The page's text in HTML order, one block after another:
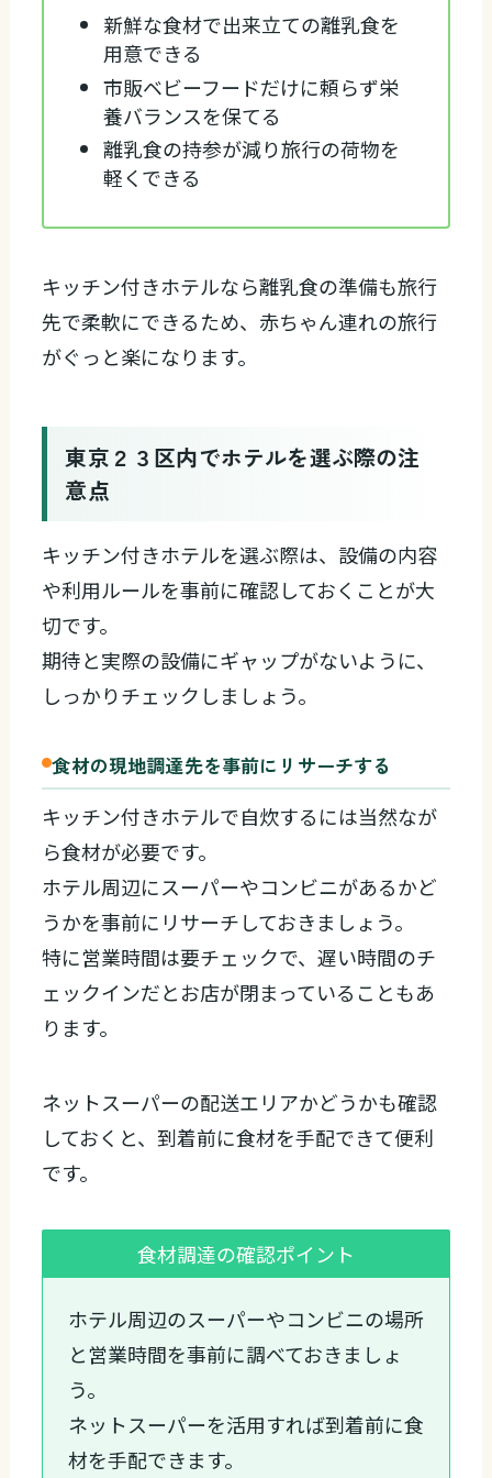
新鮮な食材で出来立ての離乳食を
用意できる
市販ベビーフードだけに頼らず栄
養バランスを保てる
離乳食の持参が減り旅行の荷物を
軽くできる
キッチン付きホテルなら離乳食の準備も旅行
先で柔軟にできるため、赤ちゃん連れの旅行
がぐっと楽になります。
東京２３区内でホテルを選ぶ際の注
意点
キッチン付きホテルを選ぶ際は、設備の内容
や利用ルールを事前に確認しておくことが大
切です。
期待と実際の設備にギャップがないように、
しっかりチェックしましょう。
食材の現地調達先を事前にリサーチする
キッチン付きホテルで自炊するには当然なが
ら食材が必要です。
ホテル周辺にスーパーやコンビニがあるかど
うかを事前にリサーチしておきましょう。
特に営業時間は要チェックで、遅い時間のチ
ェックインだとお店が閉まっていることもあ
ります。
ネットスーパーの配送エリアかどうかも確認
しておくと、到着前に食材を手配できて便利
です。
食材調達の確認ポイント
ホテル周辺のスーパーやコンビニの場所
と営業時間を事前に調べておきましょ
う。
ネットスーパーを活用すれば到着前に食
材を手配できます。